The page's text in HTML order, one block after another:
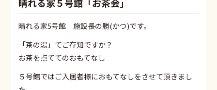
晴れる家５号館「お茶会」
晴れる家5号館 施設長の勝(かつ)です。
「茶の湯」てご存知ですか？
お茶を点ててのおもてなし
５号館ではご入居者様におもてなしをさせて頂きまし